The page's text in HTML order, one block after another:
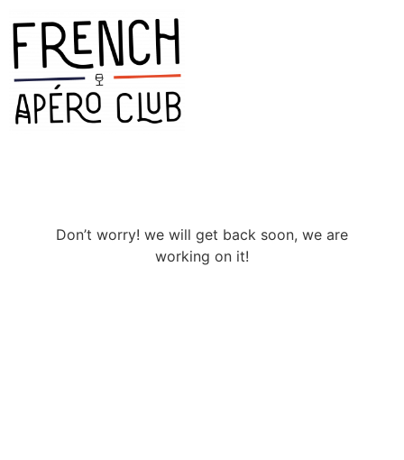
Don’t worry! we will get back soon, we are
working on it!